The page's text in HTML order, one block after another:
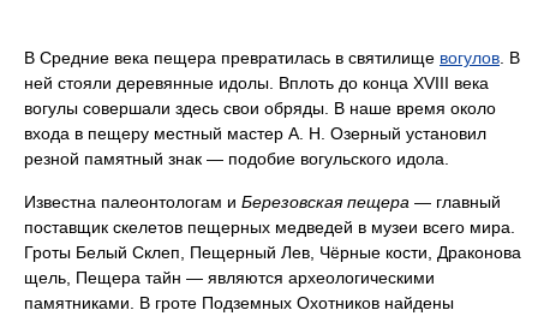
В Средние века пещера превратилась в святилище вогулов . В
ней стояли деревянные идолы. Вплоть до конца XVIII века
вогулы совершали здесь свои обряды. В наше время около
входа в пещеру местный мастер А. Н. Озерный установил
резной памятный знак — подобие вогульского идола.
Известна палеонтологам и Березовская пещера — главный
поставщик скелетов пещерных медведей в музеи всего мира.
Гроты Белый Склеп, Пещерный Лев, Чёрные кости, Драконова
щель, Пещера тайн — являются археологическими
памятниками. В гроте Подземных Охотников найдены